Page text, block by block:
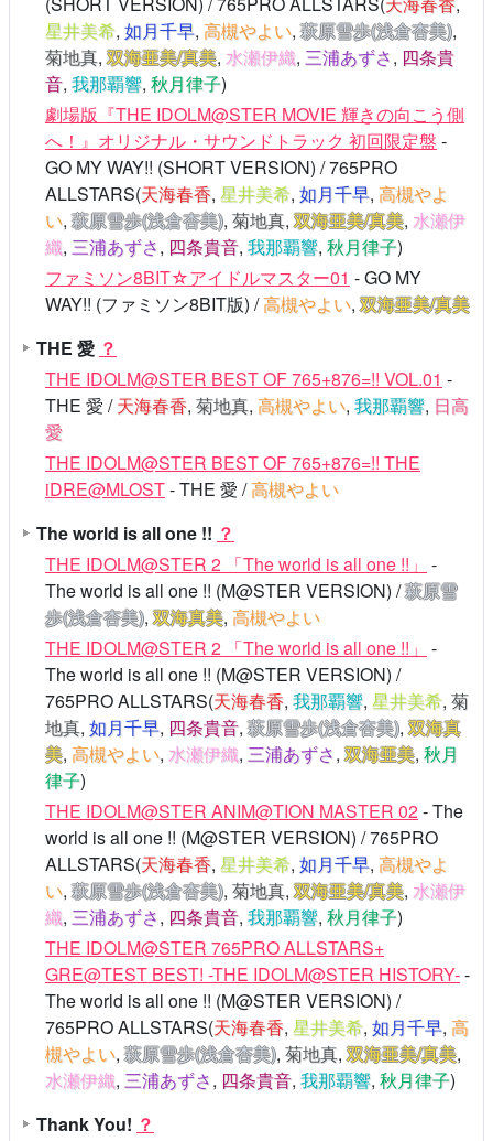
星井美希, 如月千早, 高槻やよい,萩原雪歩(浅倉杏美),
菊地真,双海亜美/真美, 水瀬伊織, 三浦あずさ, 四条貴
音, 我那覇響, 秋月律子)
劇場版『THE IDOLM@STER MOVIE 輝きの向こう側
へ！』オリジナル・サウンドトラック 初回限定盤 -
GO MY WAY!! (SHORT VERSION) / 765PRO
ALLSTARS(天海春香, 星井美希, 如月千早, 高槻やよ
い,萩原雪歩(浅倉杏美), 菊地真,双海亜美/真美, 水瀬伊
織, 三浦あずさ, 四条貴音, 我那覇響, 秋月律子)
ファミソン8BIT☆アイドルマスター01 - GO MY
WAY!! (ファミソン8BIT版) /高槻やよい,双海亜美/真美
THE 愛 ？
THE IDOLM@STER BEST OF 765+876=!! VOL.01 -
THE 愛 /天海春香, 菊地真, 高槻やよい, 我那覇響, 日高
愛
THE IDOLM@STER BEST OF 765+876=!! THE
iDRE@MLOST- THE 愛 /高槻やよい
The world is all one !! ？
THE IDOLM@STER 2 「The world is all one !!」 -
The world is all one !! (M@STER VERSION) /萩原雪
歩(浅倉杏美),双海真美, 高槻やよい
THE IDOLM@STER 2 「The world is all one !!」 -
The world is all one !! (M@STER VERSION) /
765PRO ALLSTARS(天海春香, 我那覇響, 星井美希, 菊
地真, 如月千早, 四条貴音,萩原雪歩(浅倉杏美),双海真
美, 高槻やよい, 水瀬伊織, 三浦あずさ,双海亜美, 秋月
律子)
THE IDOLM@STER ANIM@TION MASTER 02- The
world is all one !! (M@STER VERSION) / 765PRO
ALLSTARS(天海春香, 星井美希, 如月千早, 高槻やよ
い,萩原雪歩(浅倉杏美), 菊地真,双海亜美/真美, 水瀬伊
織, 三浦あずさ, 四条貴音, 我那覇響, 秋月律子)
THE IDOLM@STER 765PRO ALLSTARS+
GRE@TEST BEST! -THE IDOLM@STER HISTORY--
The world is all one !! (M@STER VERSION) /
765PRO ALLSTARS(天海春香, 星井美希, 如月千早, 高
槻やよい,萩原雪歩(浅倉杏美), 菊地真,双海亜美/真美,
水瀬伊織, 三浦あずさ, 四条貴音, 我那覇響, 秋月律子)
Thank You! ？